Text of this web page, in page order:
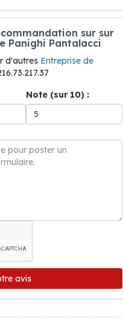
sur sur
Panighi Pantalacci
d'autres Entreprise de
Note (sur 10) :
avis